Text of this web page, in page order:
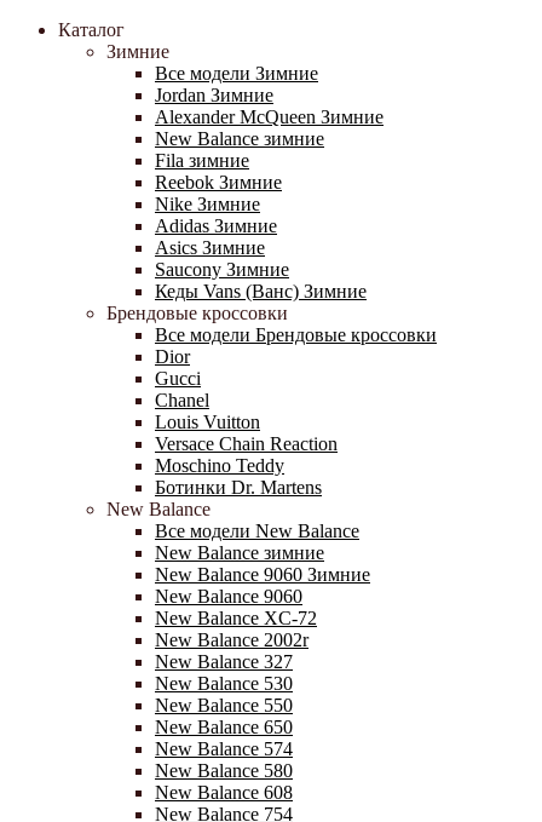
Каталог
Зимние
Все модели Зимние
Jordan Зимние
Alexander McQueen Зимние
New Balance зимние
Fila зимние
Reebok Зимние
Nike Зимние
Adidas Зимние
Asics Зимние
Saucony Зимние
Кеды Vans (Ванс) Зимние
Брендовые кроссовки
Все модели Брендовые кроссовки
Dior
Gucci
Chanel
Louis Vuitton
Versace Chain Reaction
Moschino Teddy
Ботинки Dr. Martens
New Balance
Все модели New Balance
New Balance зимние
New Balance 9060 Зимние
New Balance 9060
New Balance XC-72
New Balance 2002r
New Balance 327
New Balance 530
New Balance 550
New Balance 650
New Balance 574
New Balance 580
New Balance 608
New Balance 754